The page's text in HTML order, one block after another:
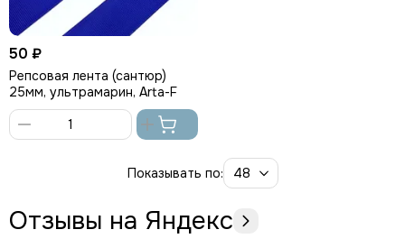
50 ₽
Репсовая лента (сантюр)
25мм, ультрамарин, Arta-F
Показывать по:
Отзывы на Яндекс